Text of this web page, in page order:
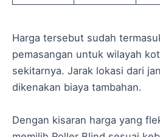
Harga tersebut sudah
pemasangan untuk wilayah
sekitarnya. Jarak lokasi dari
dikenakan biaya tambahan.
Dengan kisaran harga yang